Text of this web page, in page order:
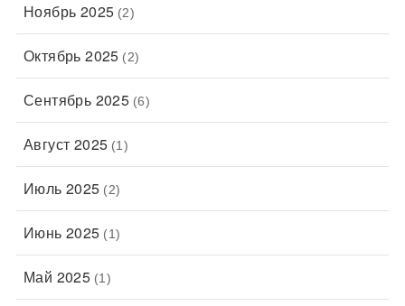
Ноябрь 2025 (2)
Октябрь 2025 (2)
Сентябрь 2025 (6)
Август 2025 (1)
Июль 2025 (2)
Июнь 2025 (1)
Май 2025 (1)